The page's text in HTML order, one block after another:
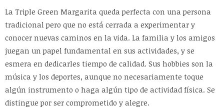
La Triple Green Margarita queda perfecta con una persona
tradicional pero que no está cerrada a experimentar y
conocer nuevas caminos en la vida. La familia y los amigos
juegan un papel fundamental en sus actividades, y se
esmera en dedicarles tiempo de calidad. Sus hobbies son la
música y los deportes, aunque no necesariamente toque
algún instrumento o haga algún tipo de actividad física. Se
distingue por ser comprometido y alegre.